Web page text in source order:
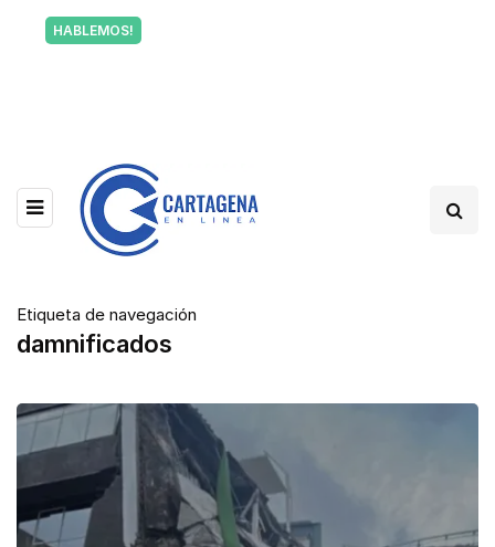
HABLEMOS!
Etiqueta de navegación
damnificados